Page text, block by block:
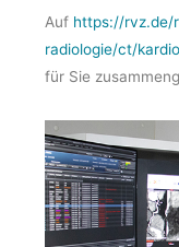
Auf https://rvz.de/
radiologie/ct/
für Sie